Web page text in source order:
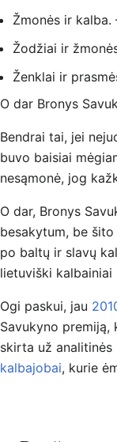
Žmonės ir kalba.
Žodžiai ir
Ženklai ir
O dar Bronys
Bendrai tai, jei
buvo baisiai
nesąmonė, jog
O dar, Bronys
besakytum, be
po baltų ir slavų
lietuviški kalbainiai
Ogi paskui, jau
Savukyno
skirta už
kalbajobai, kurie